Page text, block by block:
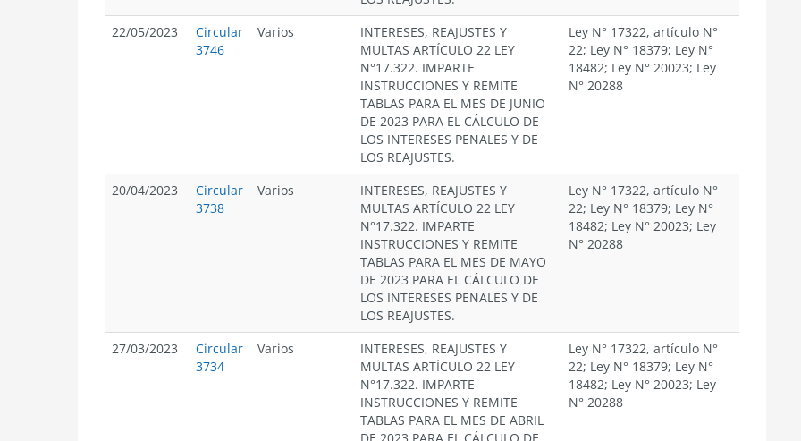
22/05/2023
Circular
3746
Varios
INTERESES, REAJUSTES Y
MULTAS ARTÍCULO 22 LEY
N°17.322. IMPARTE
INSTRUCCIONES Y REMITE
TABLAS PARA EL MES DE JUNIO
DE 2023 PARA EL CÁLCULO DE
LOS INTERESES PENALES Y DE
LOS REAJUSTES.
Ley N° 17322, artículo N°
22; Ley N° 18379; Ley N°
18482; Ley N° 20023; Ley
N° 20288
20/04/2023
Circular
3738
Varios
INTERESES, REAJUSTES Y
MULTAS ARTÍCULO 22 LEY
N°17.322. IMPARTE
INSTRUCCIONES Y REMITE
TABLAS PARA EL MES DE MAYO
DE 2023 PARA EL CÁLCULO DE
LOS INTERESES PENALES Y DE
LOS REAJUSTES.
Ley N° 17322, artículo N°
22; Ley N° 18379; Ley N°
18482; Ley N° 20023; Ley
N° 20288
27/03/2023
Circular
3734
Varios
INTERESES, REAJUSTES Y
MULTAS ARTÍCULO 22 LEY
N°17.322. IMPARTE
INSTRUCCIONES Y REMITE
TABLAS PARA EL MES DE ABRIL
Ley N° 17322, artículo N°
22; Ley N° 18379; Ley N°
18482; Ley N° 20023; Ley
N° 20288